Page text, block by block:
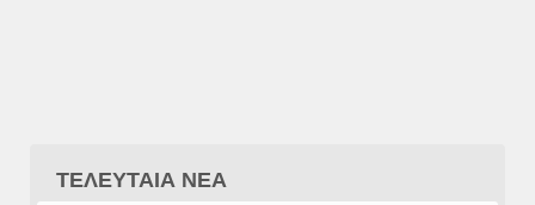
ΤΕΛΕΥΤΑΙΑ ΝΕΑ